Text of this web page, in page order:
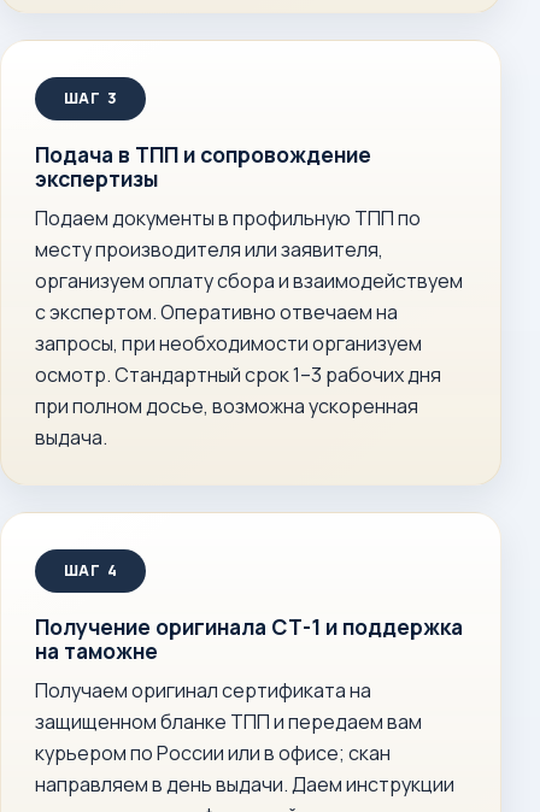
Подача в ТПП и сопровождение
экспертизы
Подаем документы в профильную ТПП по
месту производителя или заявителя,
организуем оплату сбора и взаимодействуем
с экспертом. Оперативно отвечаем на
запросы, при необходимости организуем
осмотр. Стандартный срок 1–3 рабочих дня
при полном досье, возможна ускоренная
выдача.
Получение оригинала СТ-1 и поддержка
на таможне
Получаем оригинал сертификата на
защищенном бланке ТПП и передаем вам
курьером по России или в офисе; скан
направляем в день выдачи. Даем инструкции